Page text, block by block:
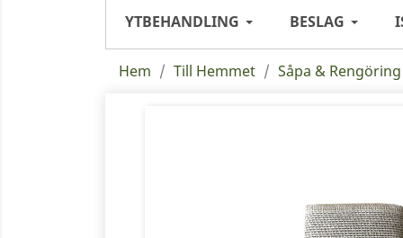
YTBEHANDLING BESLAG
Hem Till Hemmet Såpa & Rengöring